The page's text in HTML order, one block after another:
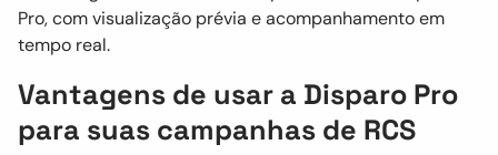
Pro, com visualização prévia e acompanhamento em
tempo real.
Vantagens de usar a Disparo Pro
para suas campanhas de RCS